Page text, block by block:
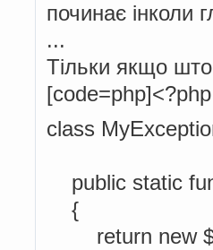
починає інколи
...
Тільки якщо
[code=php]<?php
class
public static
{
return new